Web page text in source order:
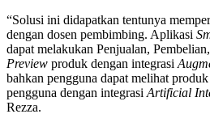
“Solusi ini didapatkan tentunya
dengan dosen pembimbing. Aplikasi
dapat melakukan Penjualan,
Preview produk dengan integrasi
bahkan pengguna dapat melihat
pengguna dengan integrasi Artificial
Rezza.